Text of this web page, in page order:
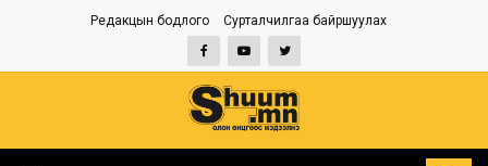
Редакцын бодлого Сурталчилгаа байршуулах